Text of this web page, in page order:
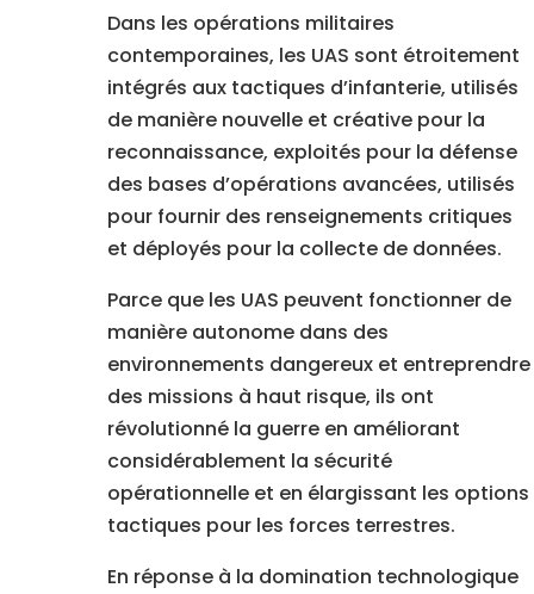
Dans les opérations militaires
contemporaines, les UAS sont étroitement
intégrés aux tactiques d’infanterie, utilisés
de manière nouvelle et créative pour la
reconnaissance, exploités pour la défense
des bases d’opérations avancées, utilisés
pour fournir des renseignements critiques
et déployés pour la collecte de données.
Parce que les UAS peuvent fonctionner de
manière autonome dans des
environnements dangereux et entreprendre
des missions à haut risque, ils ont
révolutionné la guerre en améliorant
considérablement la sécurité
opérationnelle et en élargissant les options
tactiques pour les forces terrestres.
En réponse à la domination technologique